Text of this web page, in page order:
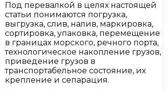
Под перевалкой в целях настоящей
статьи понимаются погрузка,
выгрузка, слив, налив, маркировка,
сортировка, упаковка, перемещение
в границах морского, речного порта,
технологическое накопление грузов,
приведение грузов в
транспортабельное состояние, их
крепление и сепарация.